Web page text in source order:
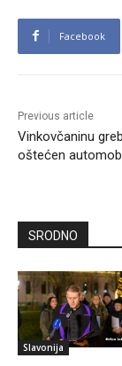
Facebook
Previous article
Vinkovčaninu
oštećen
SRODNO
Slavonija